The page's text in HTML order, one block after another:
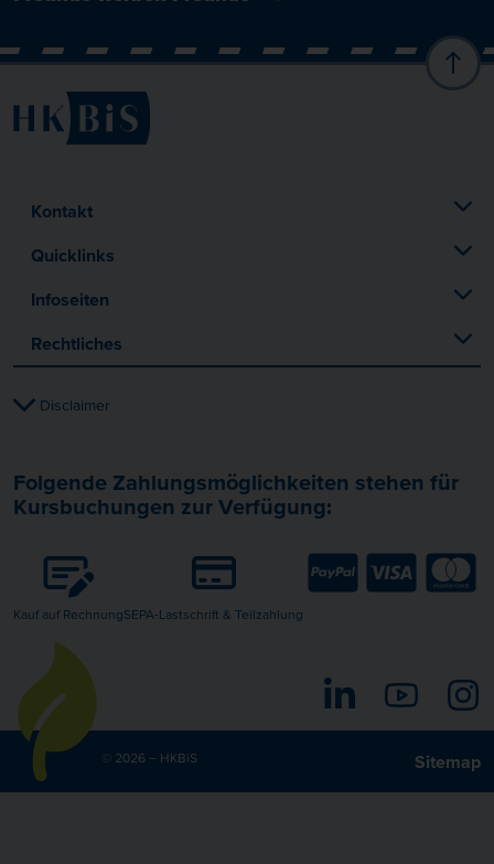
Kontakt
Quicklinks
Infoseiten
Rechtliches
Disclaimer
Folgende Zahlungsmöglichkeiten stehen für
Kursbuchungen zur Verfügung:
Kauf auf RechnungSEPA-Lastschrift & Teilzahlung
YouTube
LinkedIn
© 2026 – HKBiS Sitemap